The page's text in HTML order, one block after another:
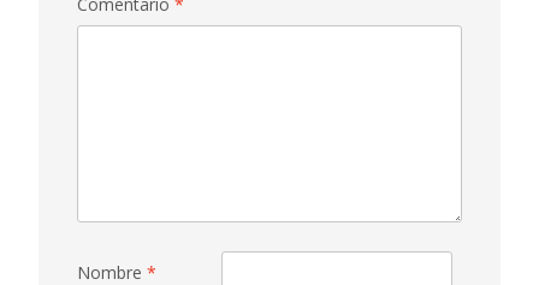
Nombre *